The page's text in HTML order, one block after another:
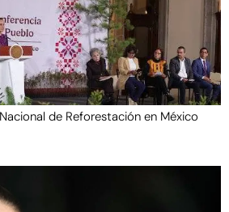
de Reforestación en México